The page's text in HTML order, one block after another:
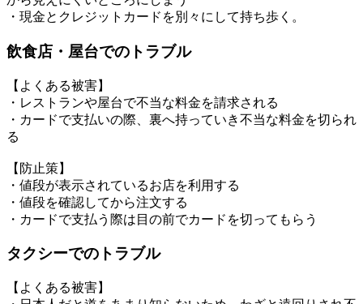
・現金とクレジットカードを別々にして持ち歩く。
飲食店・屋台でのトラブル
【よくある被害】
・レストランや屋台で不当な料金を請求される
・カードで支払いの際、裏へ持っていき不当な料金を切られ
る
【防止策】
・値段が表示されているお店を利用する
・値段を確認してから注文する
・カードで支払う際は目の前でカードを切ってもらう
タクシーでのトラブル
【よくある被害】